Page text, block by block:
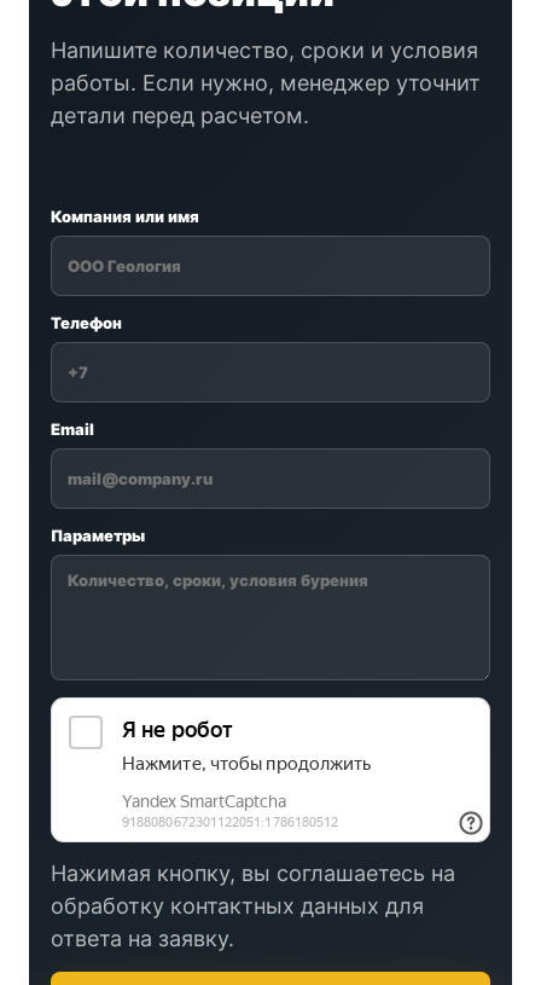
Напишите количество, сроки и условия
работы. Если нужно, менеджер уточнит
детали перед расчетом.
Компания или имя
Телефон
Email
Параметры
Нажимая кнопку, вы соглашаетесь на
обработку контактных данных для
ответа на заявку.